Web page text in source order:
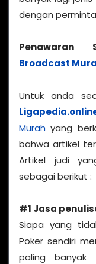
dengan
Penawaran
Broadcast
Untuk anda
Murah yang
bahwa artikel
Artikel judi
sebagai berikut :
#1 Jasa
Siapa yang
Poker sendiri
paling banyak